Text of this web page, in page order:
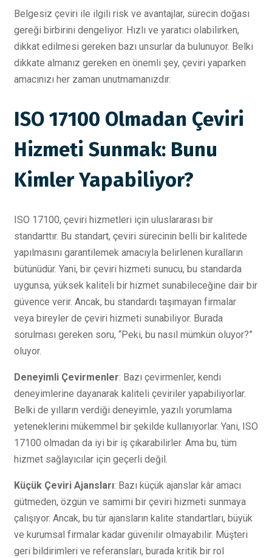
Belgesiz çeviri ile ilgili risk ve avantajlar, sürecin doğası
gereği birbirini dengeliyor. Hızlı ve yaratıcı olabilirken,
dikkat edilmesi gereken bazı unsurlar da bulunuyor. Belki
dikkate almanız gereken en önemli şey, çeviri yaparken
amacınızı her zaman unutmamanızdır.
ISO 17100 Olmadan Çeviri
Hizmeti Sunmak: Bunu
Kimler Yapabiliyor?
ISO 17100, çeviri hizmetleri için uluslararası bir
standarttır. Bu standart, çeviri sürecinin belli bir kalitede
yapılmasını garantilemek amacıyla belirlenen kuralların
bütünüdür. Yani, bir çeviri hizmeti sunucu, bu standarda
uygunsa, yüksek kaliteli bir hizmet sunabileceğine dair bir
güvence verir. Ancak, bu standardı taşımayan firmalar
veya bireyler de çeviri hizmeti sunabiliyor. Burada
sorulması gereken soru, “Peki, bu nasıl mümkün oluyor?”
oluyor.
Deneyimli Çevirmenler: Bazı çevirmenler, kendi
deneyimlerine dayanarak kaliteli çeviriler yapabiliyorlar.
Belki de yılların verdiği deneyimle, yazılı yorumlama
yeteneklerini mükemmel bir şekilde kullanıyorlar. Yani, ISO
17100 olmadan da iyi bir iş çıkarabilirler. Ama bu, tüm
hizmet sağlayıcılar için geçerli değil.
Küçük Çeviri Ajansları: Bazı küçük ajanslar kâr amacı
gütmeden, özgün ve samimi bir çeviri hizmeti sunmaya
çalışıyor. Ancak, bu tür ajansların kalite standartları, büyük
ve kurumsal firmalar kadar güvenilir olmayabilir. Müşteri
geri bildirimleri ve referansları, burada kritik bir rol